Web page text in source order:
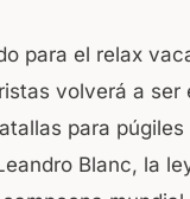
para el relax
volverá a ser
para
Blanc, la